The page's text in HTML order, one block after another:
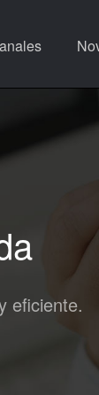
eficiente.